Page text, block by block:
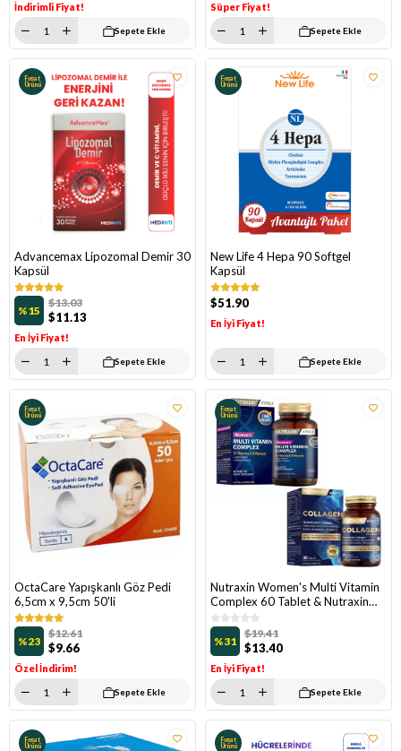
İndirimli Fiyat!
Sepete Ekle
Süper Fiyat!
Sepete Ekle
Advancemax Lipozomal Demir 30
Kapsül
%15 $11.13
$13.03
En İyi Fiyat!
Fırsat
Ürünü
Sepete Ekle
New Life 4 Hepa 90 Softgel
Kapsül
$51.90
En İyi Fiyat!
Fırsat
Ürünü
Sepete Ekle
OctaCare Yapışkanlı Göz Pedi
6,5cm x 9,5cm 50'li
%23 $9.66
$12.61
Özel İndirim!
Fırsat
Ürünü
Sepete Ekle
Nutraxin Women's Multi Vitamin
Complex 60 Tablet & Nutraxin
Collagen Gold 30 Tablet
%31 $13.40
$19.41
En İyi Fiyat!
Fırsat
Ürünü
Sepete Ekle
Fırsat
Ürünü
Fırsat
Ürünü